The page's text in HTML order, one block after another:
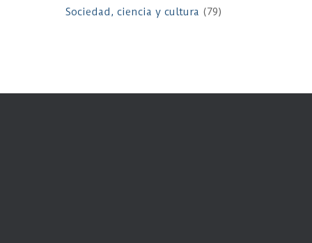
Sociedad, ciencia y cultura (79)